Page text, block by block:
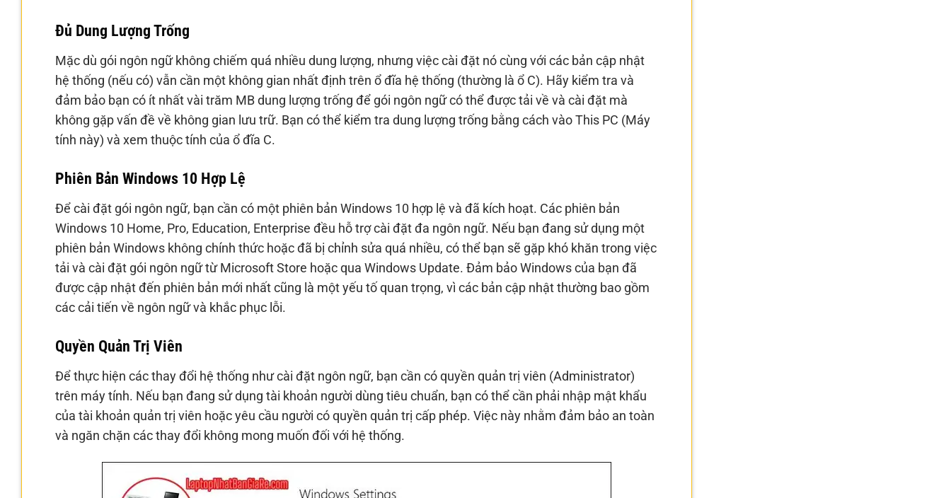
Đủ Dung Lượng Trống
Mặc dù gói ngôn ngữ không chiếm quá nhiều dung lượng, nhưng việc cài đặt nó cùng với các bản cập nhật
hệ thống (nếu có) vẫn cần một không gian nhất định trên ổ đĩa hệ thống (thường là ổ C). Hãy kiểm tra và
đảm bảo bạn có ít nhất vài trăm MB dung lượng trống để gói ngôn ngữ có thể được tải về và cài đặt mà
không gặp vấn đề về không gian lưu trữ. Bạn có thể kiểm tra dung lượng trống bằng cách vào This PC (Máy
tính này) và xem thuộc tính của ổ đĩa C.
Phiên Bản Windows 10 Hợp Lệ
Để cài đặt gói ngôn ngữ, bạn cần có một phiên bản Windows 10 hợp lệ và đã kích hoạt. Các phiên bản
Windows 10 Home, Pro, Education, Enterprise đều hỗ trợ cài đặt đa ngôn ngữ. Nếu bạn đang sử dụng một
phiên bản Windows không chính thức hoặc đã bị chỉnh sửa quá nhiều, có thể bạn sẽ gặp khó khăn trong việc
tải và cài đặt gói ngôn ngữ từ Microsoft Store hoặc qua Windows Update. Đảm bảo Windows của bạn đã
được cập nhật đến phiên bản mới nhất cũng là một yếu tố quan trọng, vì các bản cập nhật thường bao gồm
các cải tiến về ngôn ngữ và khắc phục lỗi.
Quyền Quản Trị Viên
Để thực hiện các thay đổi hệ thống như cài đặt ngôn ngữ, bạn cần có quyền quản trị viên (Administrator)
trên máy tính. Nếu bạn đang sử dụng tài khoản người dùng tiêu chuẩn, bạn có thể cần phải nhập mật khẩu
của tài khoản quản trị viên hoặc yêu cầu người có quyền quản trị cấp phép. Việc này nhằm đảm bảo an toàn
và ngăn chặn các thay đổi không mong muốn đối với hệ thống.